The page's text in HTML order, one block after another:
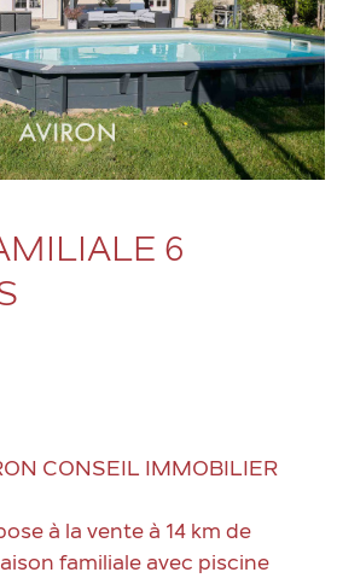
6
CONSEIL IMMOBILIER
à la vente à 14 km de
familiale avec piscine